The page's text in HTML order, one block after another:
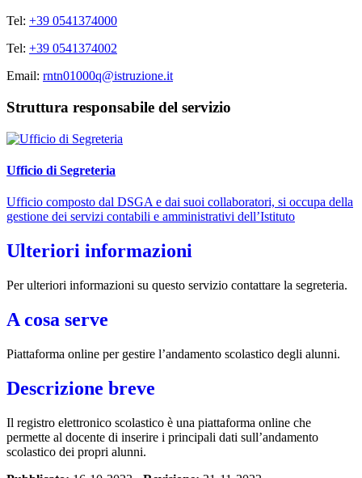
Tel: +39 0541374000
Tel: +39 0541374002
Email: rntn01000q@istruzione.it
Struttura responsabile del servizio
Ufficio di Segreteria
Ufficio composto dal DSGA e dai suoi collaboratori, si occupa della
gestione dei servizi contabili e amministrativi dell’Istituto
Ulteriori informazioni
Per ulteriori informazioni su questo servizio contattare la segreteria.
A cosa serve
Piattaforma online per gestire l’andamento scolastico degli alunni.
Descrizione breve
Il registro elettronico scolastico è una piattaforma online che
permette al docente di inserire i principali dati sull’andamento
scolastico dei propri alunni.